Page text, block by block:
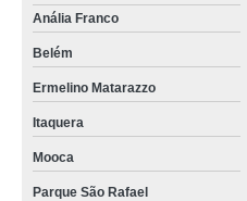
Anália Franco
Belém
Ermelino Matarazzo
Itaquera
Mooca
Parque São Rafael